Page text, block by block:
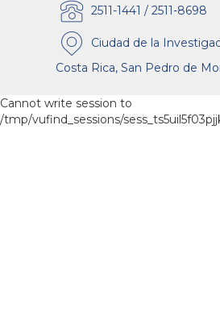
2511-1441 / 2511-8698
Ciudad de la
Costa Rica, San Pedro de
Cannot write session to
/tmp/vufind_sessions/